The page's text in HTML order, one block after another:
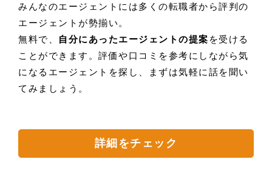
みんなのエージェントには多くの転職者から評判の
エージェントが勢揃い。
無料で、
自分にあったエージェントの提案 を受ける
ことができます。評価や口コミを参考にしながら気
になるエージェントを探し、まずは気軽に話を聞い
てみましょう。
詳細をチェック